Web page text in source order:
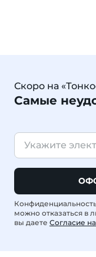
Скоро на
Самые
можно отказаться в
вы даете Согласие